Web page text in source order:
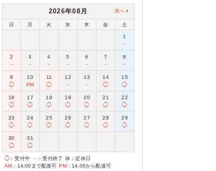
2026年08月 次へ
日 月 火 水 木 金 土
1
－
2
－
3
－
4
－
5
－
6
－
7
－
8
－
9
◯
10
PM
11
◯
12
－
13
－
14
◯
15
◯
16
◯
17
◯
18
◯
19
◯
20
◯
21
◯
22
◯
23
◯
24
◯
25
◯
26
◯
27
◯
28
◯
29
◯
30
◯
31
◯
◯ ：受付中 － ：受付終了 休 ：定休日
AM ：14:00まで配達可 PM：14:00から配達可